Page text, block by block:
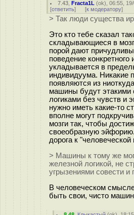
7.43 ,Fracta1L (ok), 06:55,
[ответить] [к модератору]
> Так люди существа
Это кто тебе сказал
складывающиеся в
порой дают
поведение
укладывается в
индивидуума. Никакие
появляются из
машины будут
логиками без чувств
нужно иметь какие-то
вполне могут
мозги так, чтобы
своеобразную
дорога к
> Машины к тому же
железной логикой, не
угрызениями совести и
В человеческом
быть свои, чисто